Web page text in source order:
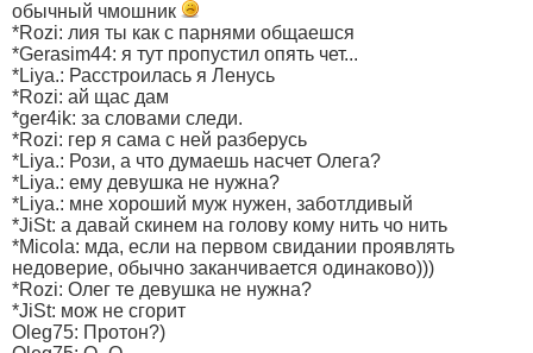
обычный чмошник
*Rozi: лия ты как с парнями общаешся
*Gerasim44: я тут пропустил опять чет...
*Liya.: Расстроилась я Ленусь
*Rozi: ай щас дам
*ger4ik: за словами следи.
*Rozi: гер я сама с ней разберусь
*Liya.: Рози, а что думаешь насчет Олега?
*Liya.: ему девушка не нужна?
*Liya.: мне хороший муж нужен, заботлдивый
*JiSt: а давай скинем на голову кому нить чо нить
*Micola: мда, если на первом свидании проявлять
недоверие, обычно заканчивается одинаково)))
*Rozi: Олег те девушка не нужна?
*JiSt: мож не сгорит
Oleg75: Протон?)